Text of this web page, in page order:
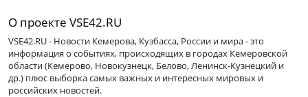
О проекте VSE42.RU
VSE42.RU - Новости Кемерова, Кузбасса, России и мира - это
информация о событиях, происходящих в городах Кемеровской
области (Кемерово, Новокузнецк, Белово, Ленинск-Кузнецкий и
др.) плюс выборка самых важных и интересных мировых и
российских новостей.